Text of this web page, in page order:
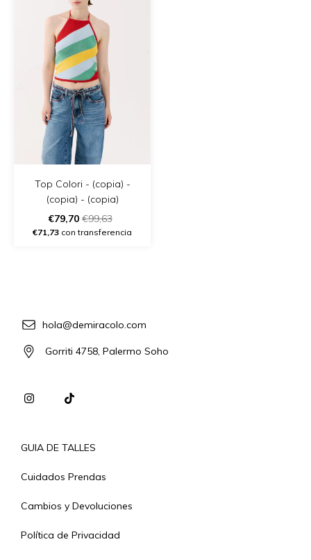
Top Colori - (copia) -
(copia) - (copia)
€79,70 €99,63
€71,73 con transferencia
hola@demiracolo.com
Gorriti 4758, Palermo Soho
GUIA DE TALLES
Cuidados Prendas
Cambios y Devoluciones
Política de Privacidad